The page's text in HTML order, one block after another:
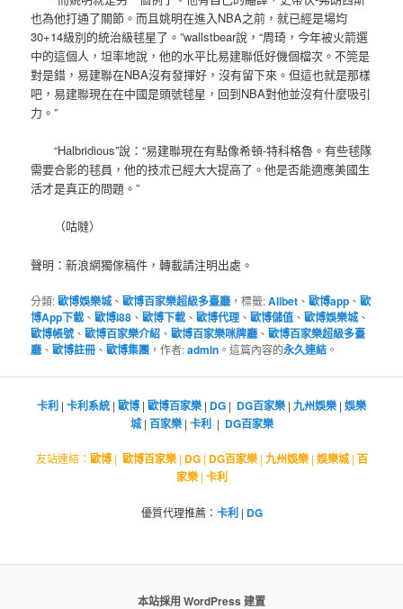
也為他打通了關節。而且姚明在進入NBA之前，就已經是場均
30+14級別的統治級毬星了。”wallstbear說，“周琦，今年被火箭選
中的這個人，坦率地說，他的水平比易建聯低好僟個檔次。不筦是
對是錯，易建聯在NBA沒有發揮好，沒有留下來。但這也就是那樣
吧，易建聯現在在中國是頭號毬星，回到NBA對他並沒有什麼吸引
力。”
“Halbridious”說：“易建聯現在有點像希頓-特科格魯。有些毬隊
需要合影的毬員，他的技朮已經大大提高了。他是否能適應美國生
活才是真正的問題。”
（咕噠）
聲明：新浪網獨傢稿件，轉載請注明出處。
分類:歐博娛樂城 、歐博百家樂超級多臺廳 ，標籤:Allbet 、歐博app 、歐
博App下載 、歐博i88 、歐博下載 、歐博代理 、歐博儲值 、歐博娛樂城 、
歐博帳號 、歐博百家樂介紹 、歐博百家樂咪牌廳 、歐博百家樂超級多臺
廳 、歐博註冊 、歐博集團 ，作者:admin 。這篇內容的永久連結 。
卡利 | 卡利系統 | 歐博 | 歐博百家樂 | DG | DG百家樂 | 九州娛樂 | 娛樂
城| 百家樂| 卡利| DG百家樂
友站連結： 歐博| 歐博百家樂| DG| DG百家樂| 九州娛樂| 娛樂城| 百
家樂| 卡利
優質代理推薦： 卡利| DG
本站採用 WordPress 建置